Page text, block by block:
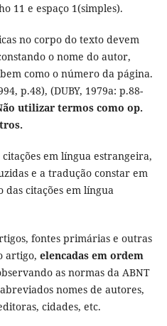
11 e espaço 1(simples).
no corpo do texto devem
o nome do autor,
como o número da página.
p.48), (DUBY, 1979a: p.88-
utilizar termos como op.
em língua estrangeira,
e a tradução constar em
das citações em língua
fontes primárias e outras
artigo, elencadas em ordem
as normas da ABNT
nomes de autores,
cidades, etc.